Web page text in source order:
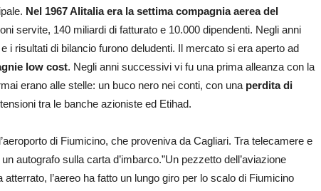
Nel 1967 Alitalia era la settima compagnia aerea del
servite, 140 miliardi di fatturato e 10.000 dipendenti. Negli anni
i risultati di bilancio furono deludenti. Il mercato si era aperto ad
low cost. Negli anni successivi vi fu una prima alleanza con la
erano alle stelle: un buco nero nei conti, con una perdita di
tra le banche azioniste ed Etihad.
di Fiumicino, che proveniva da Cagliari. Tra telecamere e
autografo sulla carta d’imbarco.”Un pezzetto dell’aviazione
l’aereo ha fatto un lungo giro per lo scalo di Fiumicino